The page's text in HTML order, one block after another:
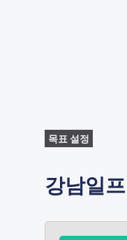
목표 설정
강남일